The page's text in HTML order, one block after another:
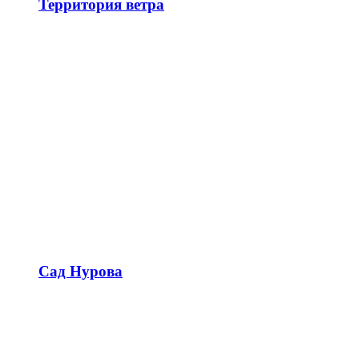
Территория ветра
Сад Нурова